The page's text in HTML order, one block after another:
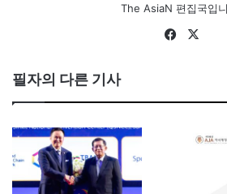
The AsiaN 편집국입
Fa
필자의 다른 기사